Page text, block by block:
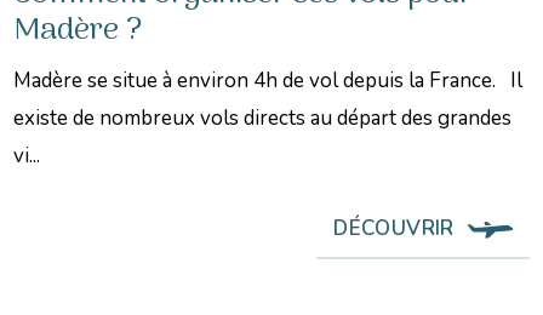
Madère ?
Madère se situe à environ 4h de vol depuis la France. Il
existe de nombreux vols directs au départ des grandes
vi...
DÉCOUVRIR